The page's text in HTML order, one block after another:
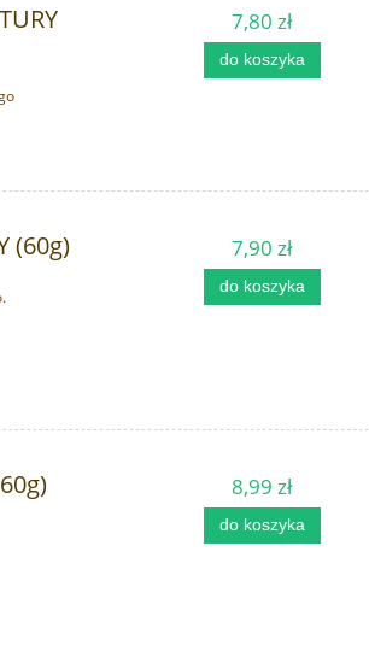
7,80 zł
do koszyka
(60g) 7,90 zł
do koszyka
8,99 zł
do koszyka